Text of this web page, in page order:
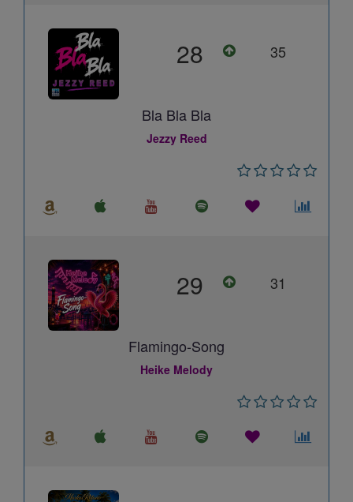
28 35
Bla Bla Bla
Jezzy Reed
29 31
Flamingo-Song
Heike Melody